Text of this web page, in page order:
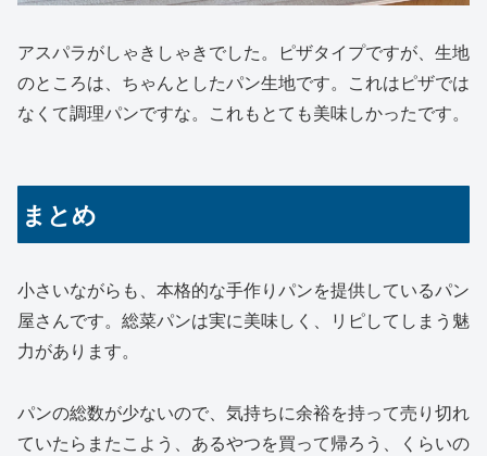
アスパラがしゃきしゃきでした。ピザタイプですが、生地
のところは、ちゃんとしたパン生地です。これはピザでは
なくて調理パンですな。これもとても美味しかったです。
まとめ
小さいながらも、本格的な手作りパンを提供しているパン
屋さんです。総菜パンは実に美味しく、リピしてしまう魅
力があります。
パンの総数が少ないので、気持ちに余裕を持って売り切れ
ていたらまたこよう、あるやつを買って帰ろう、くらいの